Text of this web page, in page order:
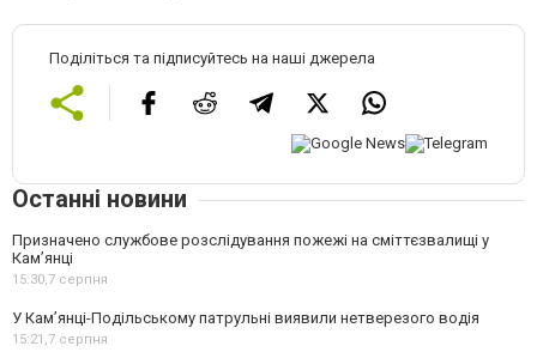
Поділіться та підписуйтесь на наші джерела
Останні новини
Призначено службове розслідування пожежі на сміттєзвалищі у
Кам’янці
15:30,7 серпня
У Кам’янці-Подільському патрульні виявили нетверезого водія
15:21,7 серпня